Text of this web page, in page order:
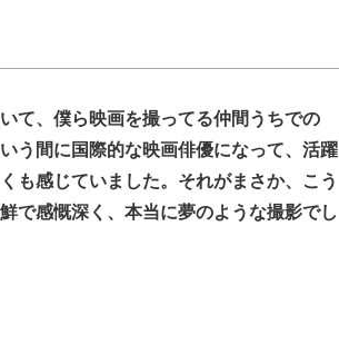
て、僕ら映画を撮ってる仲間うちでの
う間に国際的な映画俳優になって、活躍
も感じていました。それがまさか、こう
で感慨深く、本当に夢のような撮影でし